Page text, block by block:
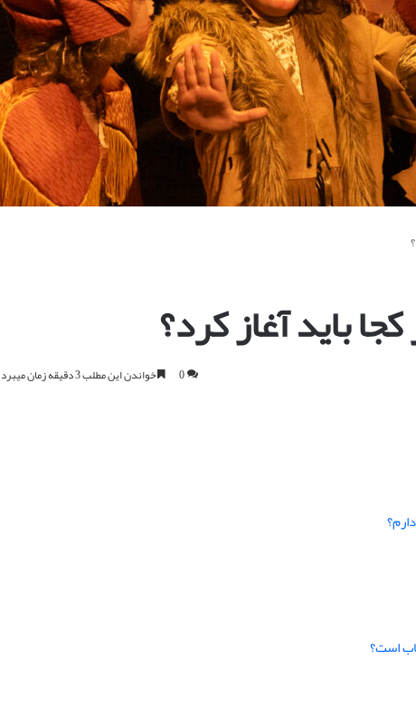
باید آغاز کرد؟
0 خواندن این مطلب 3 دقیقه زمان میبرد
است؟